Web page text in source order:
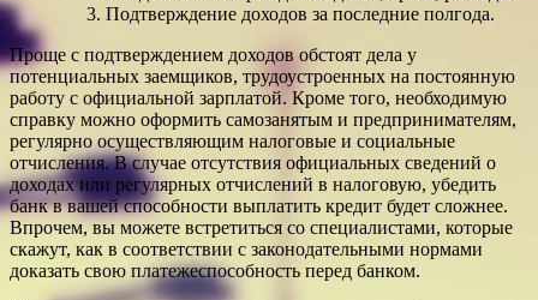
Подтверждение доходов за последние полгода.
Проще с подтверждением доходов обстоят дела у
потенциальных заемщиков, трудоустроенных на постоянную
работу с официальной зарплатой. Кроме того, необходимую
справку можно оформить самозанятым и предпринимателям,
регулярно осуществляющим налоговые и социальные
отчисления. В случае отсутствия официальных сведений о
доходах или регулярных отчислений в налоговую, убедить
банк в вашей способности выплатить кредит будет сложнее.
Впрочем, вы можете встретиться со специалистами, которые
скажут, как в соответствии с законодательными нормами
доказать свою платежеспособность перед банком.